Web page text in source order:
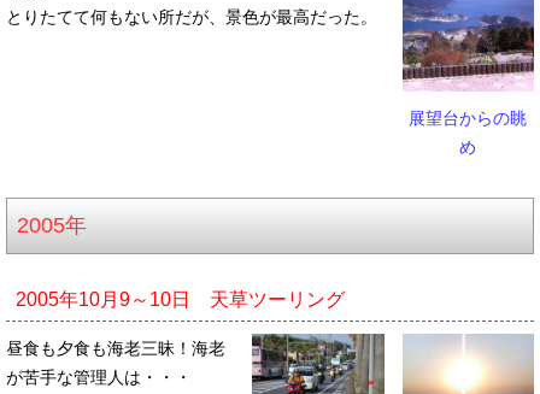
展望台からの眺
め
とりたてて何もない所だが、景色が最高だった。
2005年
2005年10月9～10日 天草ツーリング
昼食も夕食も海老三昧！海老
が苦手な管理人は・・・